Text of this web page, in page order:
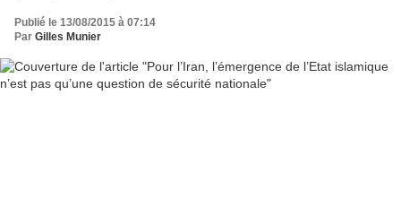
Publié le 13/08/2015 à 07:14
Par Gilles Munier